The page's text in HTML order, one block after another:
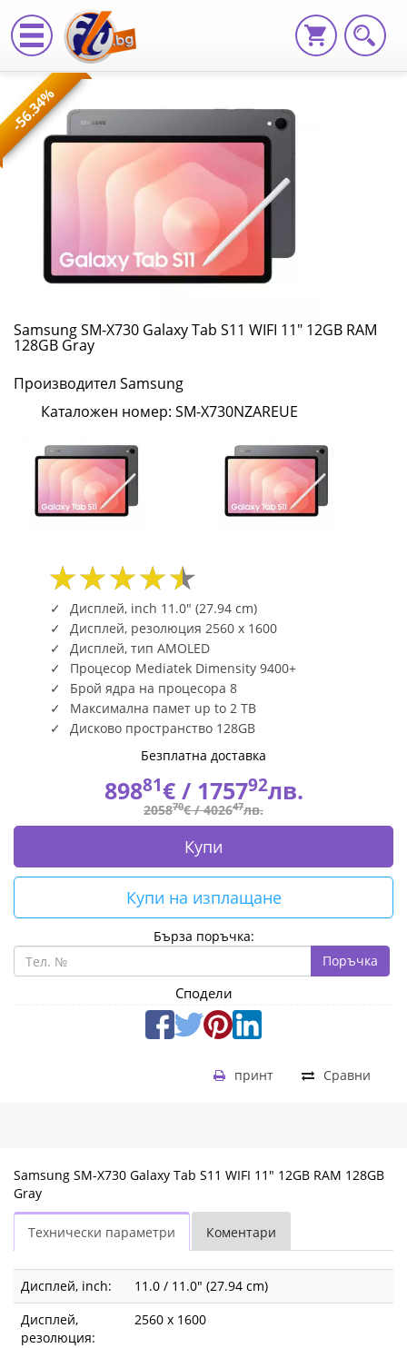
Samsung
SM-
X730
Galaxy
Tab
S11
WIFI
11"
12GB
RAM
128GB
Gray
SM-
|
Fly.bg
-56.34%
Samsung SM-X730 Galaxy Tab S11 WIFI 11" 12GB RAM
128GB Gray
Производител Samsung
Каталожен номер: SM-X730NZAREUE
Дисплей, inch 11.0" (27.94 cm)
Дисплей, резолюция 2560 x 1600
Дисплей, тип AMOLED
Процесор Mediatek Dimensity 9400+
Брой ядра на процесора 8
Максимална памет up to 2 TB
Дисково пространство 128GB
Безплатна доставка
89881€ / 175792лв.
205870€ /402647лв.
Купи
Купи на изплащане
Бърза поръчка:
Поръчка
Сподели
Сравни
принт
Samsung SM-X730 Galaxy Tab S11 WIFI 11" 12GB RAM 128GB
Gray
Технически параметри Коментари
Дисплей, inch:
11.0 / 11.0" (27.94 cm)
Дисплей,
резолюция:
2560 x 1600